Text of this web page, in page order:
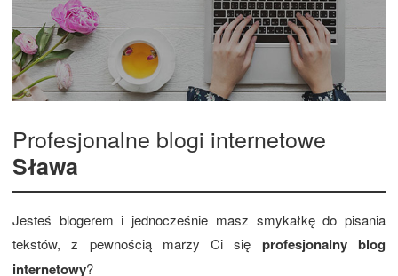
Profesjonalne blogi internetowe
Sława
Jesteś blogerem i jednocześnie masz smykałkę do pisania
tekstów, z pewnością marzy Ci się profesjonalny blog
internetowy?